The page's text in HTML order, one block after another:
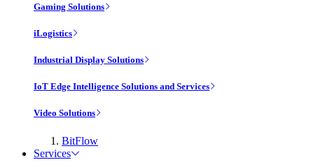
Gaming Solutions
iLogistics
Industrial Display Solutions
IoT Edge Intelligence Solutions and Services
Video Solutions
BitFlow
Services